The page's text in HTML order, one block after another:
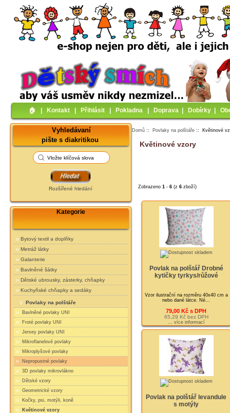
🏠︎ Kontakt Přihlásit Pokladna Doprava Dobírky
Vyhledávaní
pište s diakritikou
Rozšířené hledání
Kategorie
Bytový textil a doplňky
Metráž látky
Galanterie
Bavlněné šátky
Dětské ubrousky, zásterky, chňapky
Kuchyňské chňapky a sedáky
Povlaky na polštáře
Bavlněné povlaky UNI
Froté povlaky UNI
Jersey povlaky UNI
Mikroflanelové povlaky
Mikroplyšové povlaky
Nepropustné povlaky
3D povlaky mikrovlákno
Dětské vzory
Geometrické vzory
Kočky, psi, motýli, koně
Květinové vzory
Domů :: Povlaky na polštáře :: Květinové
Květinové vzory
Zobrazeno 1 - 6(z 6zboží)
Povlak na polštář Drobné
kytičky tyrkys/růžové
Vzor ilustrační na rozměru 40x40 cm a
nebo dané látce. Né...
79,00 Kč s DPH
65,29 Kč bez DPH
... více informací
Povlak na polštář levandule
s motýly